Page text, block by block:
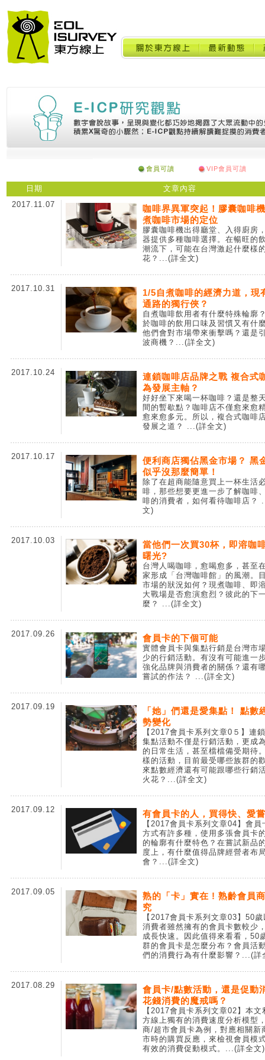
會員可讀 VIP會員可讀
日期
文章內容
2017.11.07
咖啡界異軍突起！膠囊咖啡
煮咖啡市場的定位
膠囊咖啡機出得廳堂、入得廚房
器提供多種咖啡選擇。在暢旺的
潮流下，可能在台灣激起什麼樣
花？ ...(詳全文)
2017.10.31
1/5自煮咖啡的經濟力道，現
通路的獨行俠？
自煮咖啡飲用者有什麼特殊輪廓
於咖啡的飲用口味及習慣又有什
他們會對市場帶來衝擊嗎？還是
波商機？ ...(詳全文)
2017.10.24
連鎖咖啡店品牌之戰 複合式
為發展主軸？
好好坐下來喝一杯咖啡？還是整
間的暫歇點？咖啡店不僅愈來愈
愈來愈多元。所以，複合式咖啡
發展之道？ ...(詳全文)
2017.10.17
便利商店獨佔黑金市場？ 黑
似乎沒那麼簡單！
除了在超商能隨意買上一杯生活
啡，那些想要更進一步了解咖啡
啡的消費者，如何看待咖啡店？
文)
2017.10.03
當他們一次買30杯，即溶咖
曙光?
台灣人喝咖啡，愈喝愈多，甚至
家形成「台灣咖啡館」的風潮。
市場的狀況如何？現煮咖啡、即
大戰場是否愈演愈烈？彼此的下
麼？ ...(詳全文)
2017.09.26 會員卡的下個可能
實體會員卡與集點行銷是台灣市
少的行銷活動。有沒有可能進一
強化品牌與消費者的關係？還有
嘗試的作法？ ...(詳全文)
2017.09.19
「她」們還是愛集點！ 點數
勢變化
【2017會員卡系列文章0５】連
集點活動不僅是行銷活動，更成
的日常生活，甚至檔檔備受期待
樣的活動，目前最受哪些族群的
來點數經濟還有可能跟哪些行銷
火花？ ...(詳全文)
2017.09.12 有會員卡的人，買得快、愛
【2017會員卡系列文章04】會員
方式有許多種，使用多張會員卡
的輪廓有什麼特色？在嘗試新品
度上，有什麼值得品牌經營者布
會？ ...(詳全文)
2017.09.05
熟的「卡」實在 ! 熟齡會員
究
【2017會員卡系列文章03】50
消費者雖然擁有的會員卡數較少
成長快速。因此值得來看看，50
群的會員卡是怎麼分布？會員活
們的消費行為有什麼影響？ ...(詳
2017.08.29
會員卡/點數活動，還是促動
花錢消費的魔戒嗎？
【2017會員卡系列文章02】本文
方線上獨有的消費速度分析模型
商/超市會員卡為例，對應相關新
市時的購買反應，來檢視會員模
有效的消費促動模式。 ...(詳全文)